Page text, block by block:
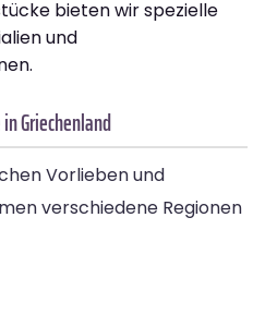
bieten wir spezielle
und
Griechenland
Vorlieben und
verschiedene Regionen